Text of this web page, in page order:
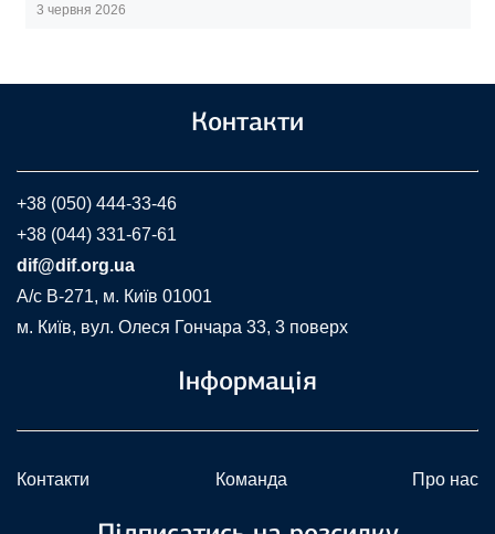
3 червня 2026
Контакти
+38 (050) 444-33-46
+38 (044) 331-67-61
dif@dif.org.ua
A/c В-271, м. Київ 01001
м. Київ, вул. Олеся Гончара 33, 3 поверх
Інформація
Контакти Команда Про нас